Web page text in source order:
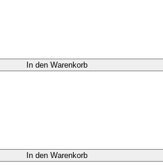
In den Warenkorb
In den Warenkorb